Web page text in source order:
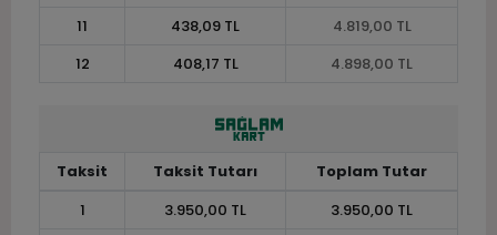
11
438,09 TL
4.819,00 TL
12
408,17 TL 4.898,00 TL
Taksit Taksit Tutarı
Toplam Tutar
1
3.950,00 TL
3.950,00 TL